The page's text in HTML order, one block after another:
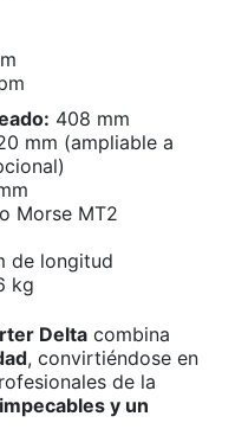
408 mm
mm (ampliable a
Morse MT2
de longitud
kg
Delta combina
, convirtiéndose en
de la
y un